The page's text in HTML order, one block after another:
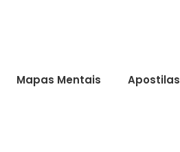
Mapas Mentais Apostilas